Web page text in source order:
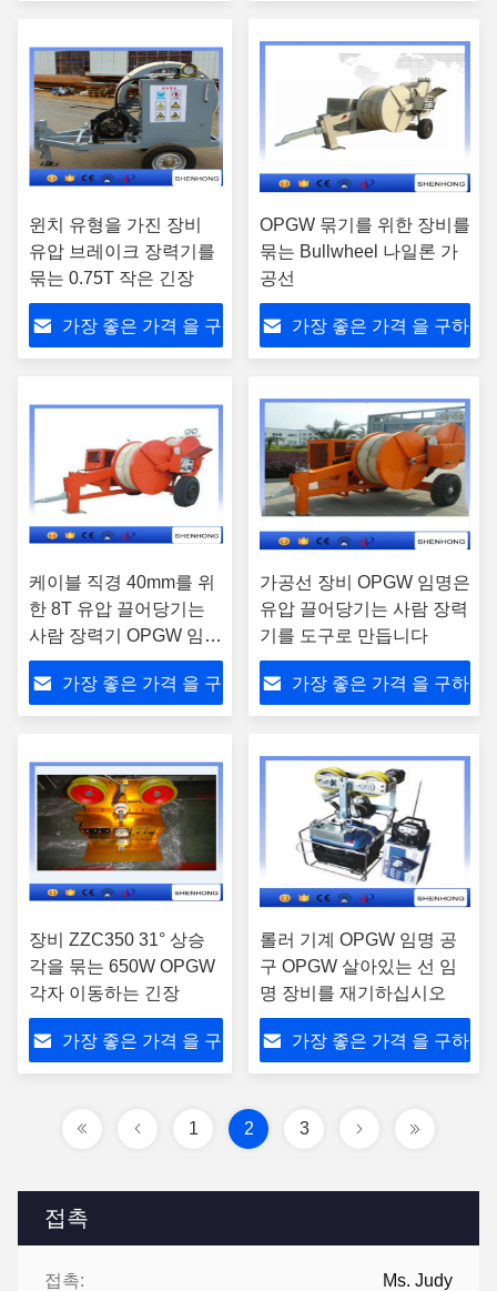
접촉
접촉: Ms. Judy
윈치 유형을 가진 장비
유압 브레이크 장력기를
묶는 0.75T 작은 긴장
가장 좋은 가격 을 구
OPGW 묶기를 위한 장비를
묶는 Bullwheel 나일론 가
공선
가장 좋은 가격 을 구하
케이블 직경 40mm를 위
한 8T 유압 끌어당기는
사람 장력기 OPGW 임명
공구
가장 좋은 가격 을 구
가공선 장비 OPGW 임명은
유압 끌어당기는 사람 장력
기를 도구로 만듭니다
가장 좋은 가격 을 구하
장비 ZZC350 31° 상승
각을 묶는 650W OPGW
각자 이동하는 긴장
가장 좋은 가격 을 구
롤러 기계 OPGW 임명 공
구 OPGW 살아있는 선 임
명 장비를 재기하십시오
가장 좋은 가격 을 구하
1 2 3